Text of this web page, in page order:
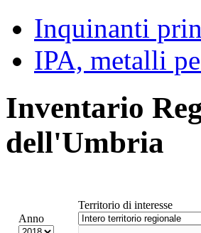
Inquinanti
IPA, metalli
Inventario
dell'Umbria
Anno
Territorio di interesse